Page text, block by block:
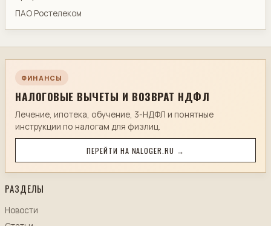
ПАО Ростелеком
ФИНАНСЫ
НАЛОГОВЫЕ ВЫЧЕТЫ И ВОЗВРАТ НДФЛ
Лечение, ипотека, обучение, 3-НДФЛ и понятные
инструкции по налогам для физлиц.
ПЕРЕЙТИ НА NALOGER.RU →
РАЗДЕЛЫ
Новости